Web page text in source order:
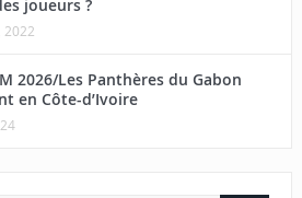
joueurs ?
2022
2026/Les Panthères du Gabon
en Côte-d’Ivoire